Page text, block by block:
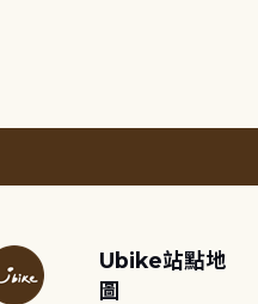
Ubike站點地
圖